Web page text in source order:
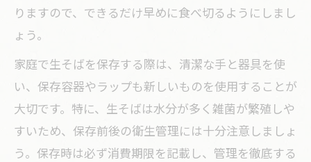
りますので、できるだけ早めに食べ切るようにしまし
ょう。
家庭で生そばを保存する際は、清潔な手と器具を使
い、保存容器やラップも新しいものを使用することが
大切です。特に、生そばは水分が多く雑菌が繁殖しや
すいため、保存前後の衛生管理には十分注意しましょ
う。保存時は必ず消費期限を記載し、管理を徹底する